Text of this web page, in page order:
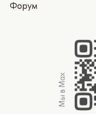
Форум
Мы в Max